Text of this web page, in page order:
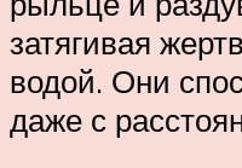
затягивая
водой. Они
даже с